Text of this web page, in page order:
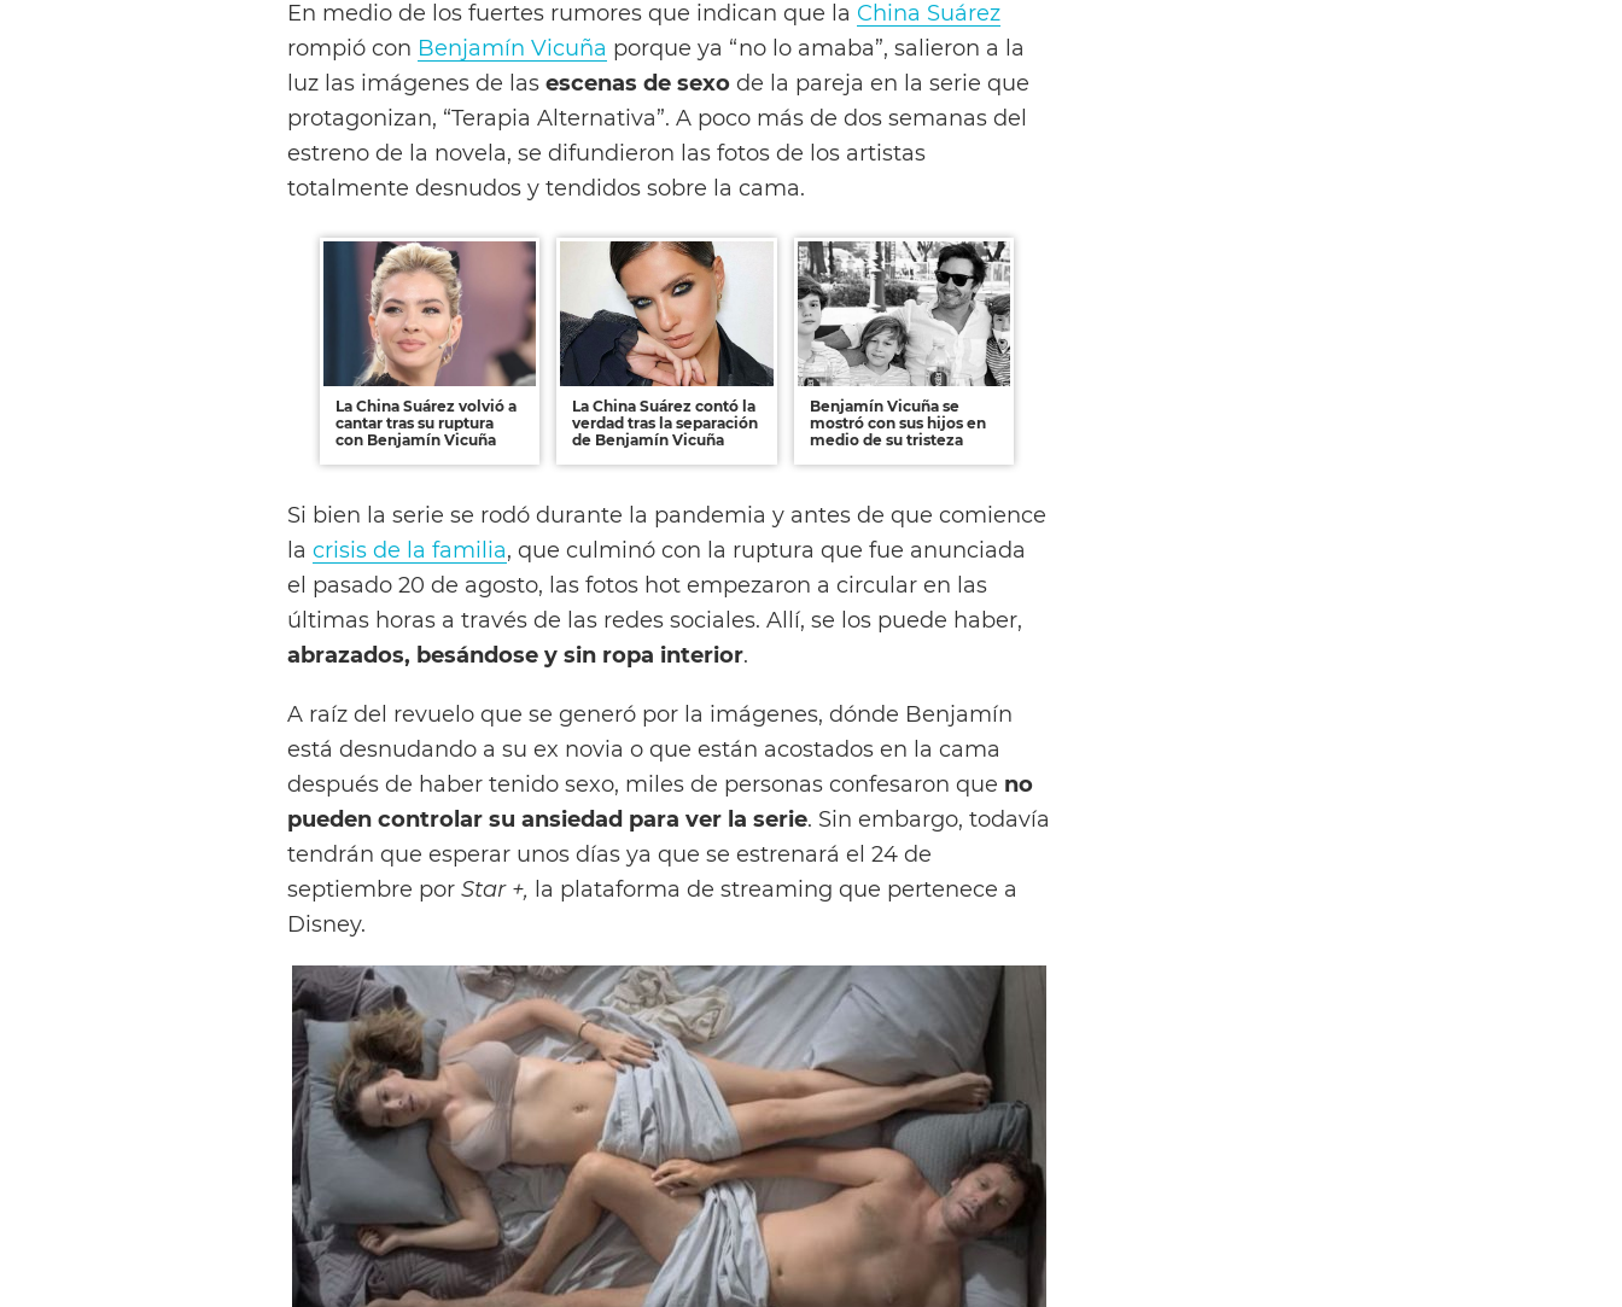
En medio de los fuertes rumores que indican que la China Suárez
rompió con Benjamín Vicuña porque ya “no lo amaba”, salieron a la
luz las imágenes de las escenas de sexo de la pareja en la serie que
protagonizan, “Terapia Alternativa”. A poco más de dos semanas del
estreno de la novela, se difundieron las fotos de los artistas
totalmente desnudos y tendidos sobre la cama.
La China Suárez volvió a
cantar tras su ruptura
con Benjamín Vicuña
La China Suárez contó la
verdad tras la separación
de Benjamín Vicuña
Benjamín Vicuña se
mostró con sus hijos en
medio de su tristeza
Si bien la serie se rodó durante la pandemia y antes de que comience
la crisis de la familia, que culminó con la ruptura que fue anunciada
el pasado 20 de agosto, las fotos hot empezaron a circular en las
últimas horas a través de las redes sociales. Allí, se los puede haber,
abrazados, besándose y sin ropa interior.
A raíz del revuelo que se generó por la imágenes, dónde Benjamín
está desnudando a su ex novia o que están acostados en la cama
después de haber tenido sexo, miles de personas confesaron que no
pueden controlar su ansiedad para ver la serie. Sin embargo, todavía
tendrán que esperar unos días ya que se estrenará el 24 de
septiembre por Star +, la plataforma de streaming que pertenece a
Disney.